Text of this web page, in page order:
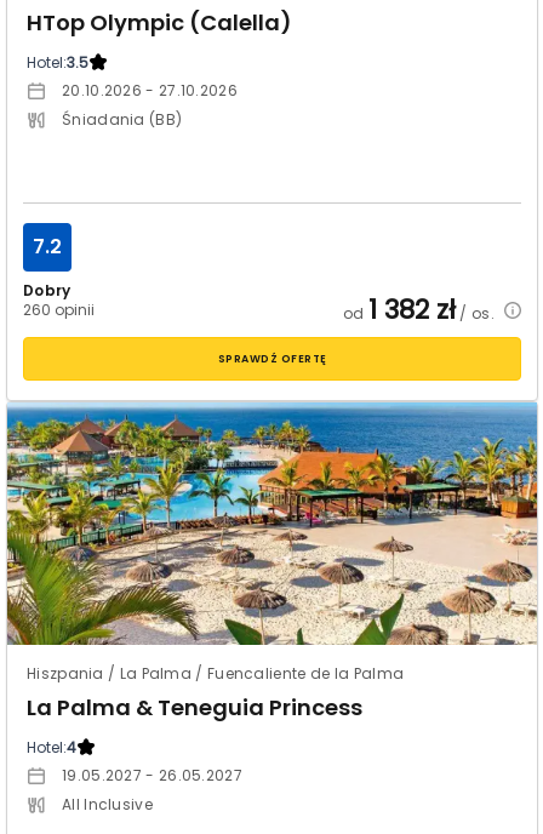
HTop Olympic (Calella)
Hotel:3.5
20.10.2026 - 27.10.2026
Śniadania (BB)
Dobry
260 opinii
7.2
od 1 382 zł/ os.
SPRAWDŹ OFERTĘ
Hiszpania / La Palma / Fuencaliente de la Palma
La Palma & Teneguia Princess
Hotel:4
19.05.2027 - 26.05.2027
All Inclusive